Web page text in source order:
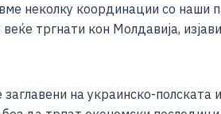
неколку координации со наши
тргнати кон Молдавија,
на украинско-полската